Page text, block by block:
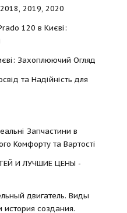
2019, 2020
120 в Києві:
Захоплюючий Огляд
та Надійність для
Запчастини в
Комфорту та Вартості
И ЛУЧШИЕ ЦЕНЫ -
двигатель. Виды
история создания.